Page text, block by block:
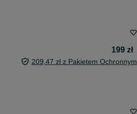
199 zł
209,47 zł z Pakietem Ochronnym